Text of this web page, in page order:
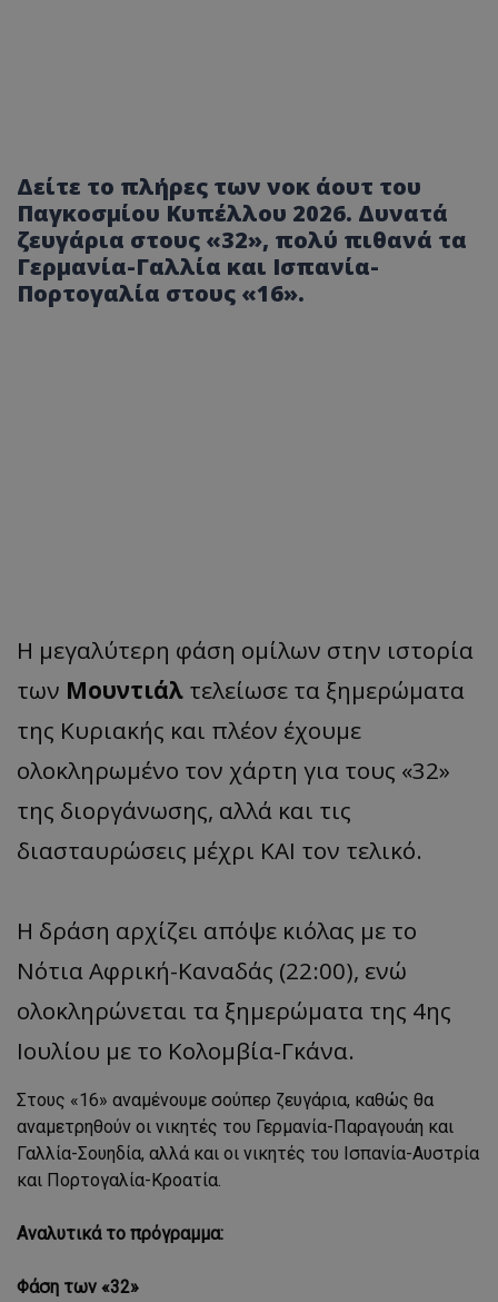
Δείτε το πλήρες των νοκ άουτ του
Παγκοσμίου Κυπέλλου 2026. Δυνατά
ζευγάρια στους «32», πολύ πιθανά τα
Γερμανία-Γαλλία και Ισπανία-
Πορτογαλία στους «16».
Η μεγαλύτερη φάση ομίλων στην ιστορία
των Μουντιάλ τελείωσε τα ξημερώματα
της Κυριακής και πλέον έχουμε
ολοκληρωμένο τον χάρτη για τους «32»
της διοργάνωσης, αλλά και τις
διασταυρώσεις μέχρι ΚΑΙ τον τελικό.
Η δράση αρχίζει απόψε κιόλας με το
Νότια Αφρική-Καναδάς (22:00), ενώ
ολοκληρώνεται τα ξημερώματα της 4ης
Ιουλίου με το Κολομβία-Γκάνα.
Στους «16» αναμένουμε σούπερ ζευγάρια, καθώς θα
αναμετρηθούν οι νικητές του Γερμανία-Παραγουάη και
Γαλλία-Σουηδία, αλλά και οι νικητές του Ισπανία-Αυστρία
και Πορτογαλία-Κροατία.
Αναλυτικά το πρόγραμμα:
Φάση των «32»